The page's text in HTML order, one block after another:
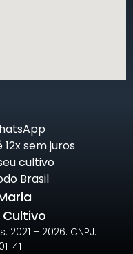
sem juros
cultivo
Brasil
Cultivo
– 2026. CNPJ:
41